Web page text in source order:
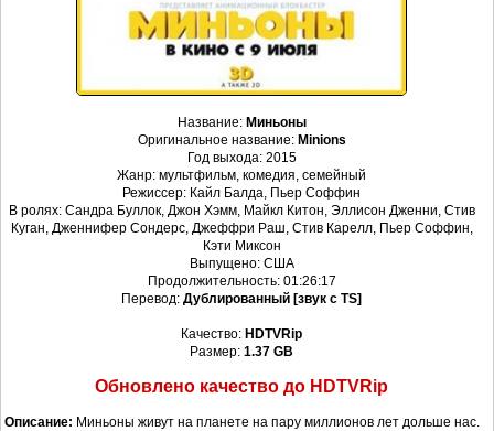
Название: Миньоны
Оригинальное название: Minions
Год выхода: 2015
Жанр: мультфильм, комедия, семейный
Режиссер: Кайл Балда, Пьер Соффин
В ролях: Сандра Буллок, Джон Хэмм, Майкл Китон, Эллисон Дженни, Стив
Куган, Дженнифер Сондерс, Джеффри Раш, Стив Карелл, Пьер Соффин,
Кэти Миксон
Выпущено: США
Продолжительность: 01:26:17
Перевод: Дублированный [звук c TS]
Качество: HDTVRip
Размер: 1.37 GB
Обновлено качество до HDTVRip
Описание: Миньоны живут на планете на пару миллионов лет дольше нас.